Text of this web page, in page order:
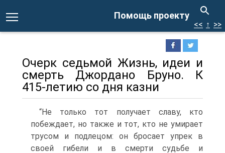
Помощь проекту
<< ↑ >>
Очерк седьмой Жизнь, идеи и
смерть Джордано Бруно. К
415-летию со дня казни
“Не только тот получает славу, кто
побеждает, но также и тот, кто не умирает
трусом и подлецом: он бросает упрек в
своей гибели и в смерти судьбе и